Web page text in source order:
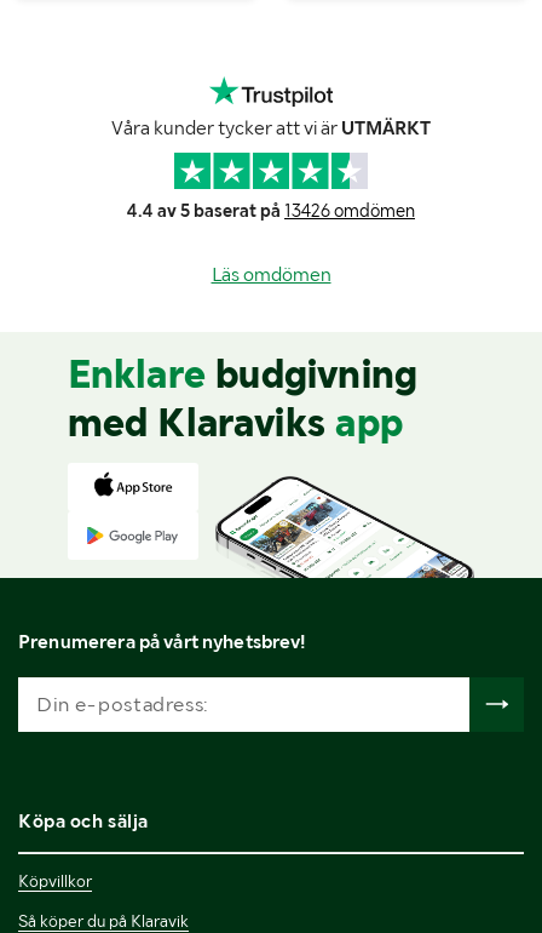
Våra kunder tycker att vi är UTMÄRKT
4.4 av 5 baserat på 13426 omdömen
Läs omdömen
Enklare budgivning
med Klaraviks app
Prenumerera på vårt nyhetsbrev!
Köpa och sälja
Köpvillkor
Så köper du på Klaravik